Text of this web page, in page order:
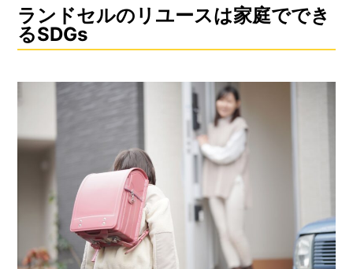
ランドセルのリユースは家庭ででき
るSDGs